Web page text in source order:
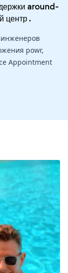
around-
центр.
powr,
Appointment